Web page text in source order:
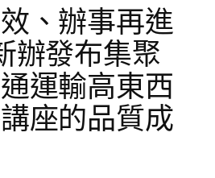
、辦事再進
發布集聚
運輸高東西
座的品質成